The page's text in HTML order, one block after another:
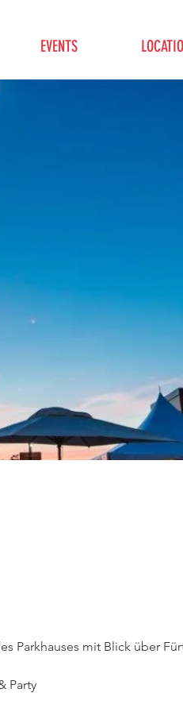
EVENTS
Parkhauses mit Blick über
Party